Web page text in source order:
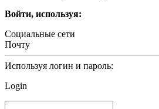
Войти, используя:
Социальные сети
Почту
Используя логин и пароль:
Login